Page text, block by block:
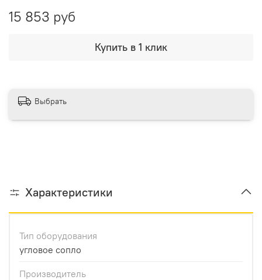
15 853 руб
Купить в 1 клик
Выбрать
Характеристики
Тип оборудования
угловое сопло
Производитель